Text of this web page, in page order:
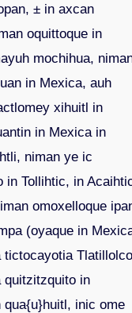
± in axcan
oquittoque in
mochihua,
in Mexica, auh
xihuitl in
in Mexica in
niman ye ic
in Tollihtic, in
omoxelloque
(oyaque in
tictocayotia
quitzitzquito in
inic ome